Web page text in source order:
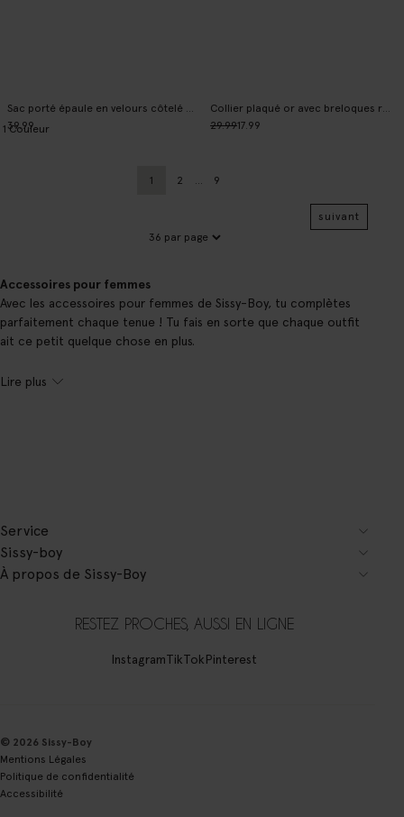
Sac porté épaule en velours côtelé - violet clair
39.99
1 Couleur
Collier plaqué or avec breloques rondes
29.9917.99
Page actuelle
1
Précédent
2 ...
Page
9
suivant
Accessoires pour femmes
Avec les accessoires pour femmes de Sissy-Boy, tu complètes
parfaitement chaque tenue ! Tu fais en sorte que chaque outfit
ait ce petit quelque chose en plus.
Lire plus
Service
Sissy-boy
À propos de Sissy-Boy
RESTEZ PROCHES, AUSSI EN LIGNE
InstagramTikTokPinterest
© 2026 Sissy-Boy
Mentions Légales
Politique de confidentialité
Accessibilité